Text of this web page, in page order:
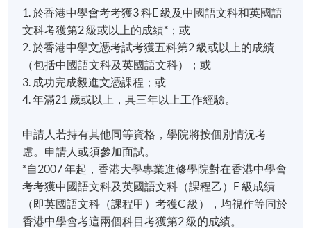
藝術博覽的行業文化和此專業如何看待當代藝術市場
結構和定位、講授藝術文創生態中各持份者對藝博會
的重要性、營商操守及管理技巧及新人入行條件與挑
戰。
評核方式
評核類
別
內容 比重
總結測
評
一小時總結測驗:包括選擇題及短
問題
100%
Ling WONG, 2023年課程畢業生
1. 於香港中學會考考獲3 科E 級及中國語文科和英國語
文科考獲第2 級或以上的成績*；或
2. 於香港中學文憑考試考獲五科第2 級或以上的成績
（包括中國語文科及英國語文科）；或
3. 成功完成毅進文憑課程；或
4. 年滿21 歲或以上，具三年以上工作經驗。
申請人若持有其他同等資格，學院將按個別情況考
慮。申請人或須參加面試。
*自2007 年起，香港大學專業進修學院對在香港中學會
考考獲中國語文科及英國語文科（課程乙）E 級成績
（即英國語文科（課程甲）考獲C 級），均視作等同於
香港中學會考這兩個科目考獲第2 級的成績。